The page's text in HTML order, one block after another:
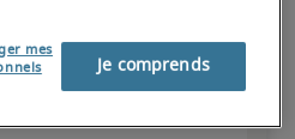
mes
Je comprends